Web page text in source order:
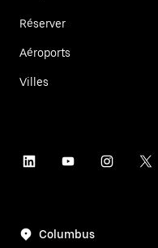
Réserver
Aéroports
Villes
Columbus